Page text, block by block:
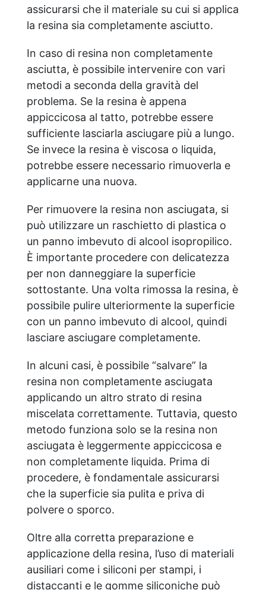
assicurarsi che il materiale su cui si applica
la resina sia completamente asciutto.
In caso di resina non completamente
asciutta, è possibile intervenire con vari
metodi a seconda della gravità del
problema. Se la resina è appena
appiccicosa al tatto, potrebbe essere
sufficiente lasciarla asciugare più a lungo.
Se invece la resina è viscosa o liquida,
potrebbe essere necessario rimuoverla e
applicarne una nuova.
Per rimuovere la resina non asciugata, si
può utilizzare un raschietto di plastica o
un panno imbevuto di alcool isopropilico.
È importante procedere con delicatezza
per non danneggiare la superficie
sottostante. Una volta rimossa la resina, è
possibile pulire ulteriormente la superficie
con un panno imbevuto di alcool, quindi
lasciare asciugare completamente.
In alcuni casi, è possibile “salvare” la
resina non completamente asciugata
applicando un altro strato di resina
miscelata correttamente. Tuttavia, questo
metodo funziona solo se la resina non
asciugata è leggermente appiccicosa e
non completamente liquida. Prima di
procedere, è fondamentale assicurarsi
che la superficie sia pulita e priva di
polvere o sporco.
Oltre alla corretta preparazione e
applicazione della resina, l’uso di materiali
ausiliari come i siliconi per stampi, i
distaccanti e le gomme siliconiche può